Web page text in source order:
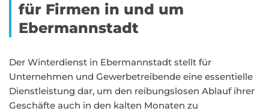
für Firmen in und um
Ebermannstadt
Der Winterdienst in Ebermannstadt stellt für
Unternehmen und Gewerbetreibende eine essentielle
Dienstleistung dar, um den reibungslosen Ablauf ihrer
Geschäfte auch in den kalten Monaten zu